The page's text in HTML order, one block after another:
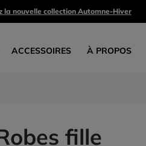
la nouvelle collection Automne-Hiver
ACCESSOIRES À PROPOS
fille